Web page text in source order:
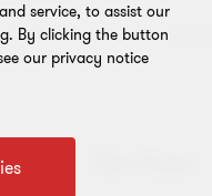
service, to assist our
By clicking the button
our privacy notice